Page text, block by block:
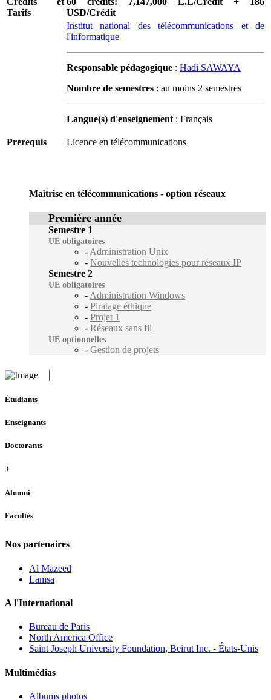
Tarifs
USD/Crédit
Institut national des télécommunications et de
l'informatique
Responsable pédagogique : Hadi SAWAYA
Nombre de semestres : au moins 2 semestres
Langue(s) d'enseignement: Français
Prérequis Licence en télécommunications
Maîtrise en télécommunications - option réseaux
Première année
Semestre 1
UE obligatoires
- Administration Unix
- Nouvelles technologies pour réseaux IP
Semestre 2
UE obligatoires
- Administration Windows
- Piratage éthique
- Projet 1
- Réseaux sans fil
UE optionnelles
- Gestion de projets
Étudiants
Enseignants
Doctorants
+
Alumni
Facultés
Nos partenaires
Al Mazeed
Lamsa
A l'International
Bureau de Paris
North America Office
Saint Joseph University Foundation, Beirut Inc. - États-Unis
Multimédias
Albums photos